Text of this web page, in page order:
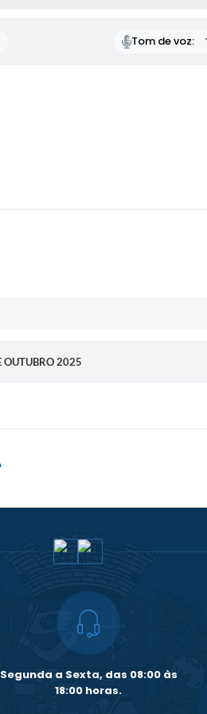
Tom de voz:
OUTUBRO 2025
Segunda a Sexta, das 08:00 às
18:00 horas.